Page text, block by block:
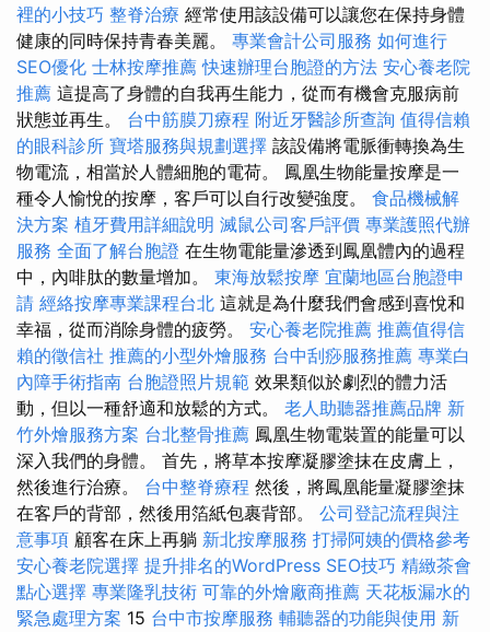
裡的小技巧 整脊治療 經常使用該設備可以讓您在保持身體
健康的同時保持青春美麗。 專業會計公司服務 如何進行
SEO優化 士林按摩推薦 快速辦理台胞證的方法 安心養老院
推薦 這提高了身體的自我再生能力，從而有機會克服病前
狀態並再生。 台中筋膜刀療程 附近牙醫診所查詢 值得信賴
的眼科診所 寶塔服務與規劃選擇 該設備將電脈衝轉換為生
物電流，相當於人體細胞的電荷。 鳳凰生物能量按摩是一
種令人愉悅的按摩，客戶可以自行改變強度。 食品機械解
決方案 植牙費用詳細說明 滅鼠公司客戶評價 專業護照代辦
服務 全面了解台胞證 在生物電能量滲透到鳳凰體內的過程
中，內啡肽的數量增加。 東海放鬆按摩 宜蘭地區台胞證申
請 經絡按摩專業課程台北 這就是為什麼我們會感到喜悅和
幸福，從而消除身體的疲勞。 安心養老院推薦 推薦值得信
賴的徵信社 推薦的小型外燴服務 台中刮痧服務推薦 專業白
內障手術指南 台胞證照片規範 效果類似於劇烈的體力活
動，但以一種舒適和放鬆的方式。 老人助聽器推薦品牌 新
竹外燴服務方案 台北整骨推薦 鳳凰生物電裝置的能量可以
深入我們的身體。 首先，將草本按摩凝膠塗抹在皮膚上，
然後進行治療。 台中整脊療程 然後，將鳳凰能量凝膠塗抹
在客戶的背部，然後用箔紙包裹背部。 公司登記流程與注
意事項 顧客在床上再躺 新北按摩服務 打掃阿姨的價格參考
安心養老院選擇 提升排名的WordPress SEO技巧 精緻茶會
點心選擇 專業隆乳技術 可靠的外燴廠商推薦 天花板漏水的
緊急處理方案 15 台中市按摩服務 輔聽器的功能與使用 新